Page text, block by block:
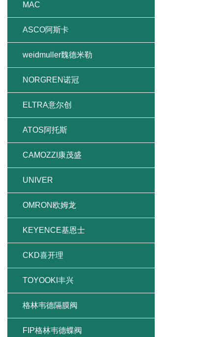
MAC
ASCO阿斯卡
weidmuller魏德米勒
NORGREN诺冠
ELTRA意尔创
ATOS阿托斯
CAMOZZI康茂盛
UNIVER
OMRON欧姆龙
KEYENCE基恩士
CKD喜开理
TOYOOKI丰兴
格林韦德隔膜阀
FIP格林韦德蝶阀